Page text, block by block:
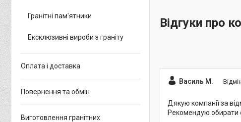
Відгуки про
Василь М.
Дякую компанії за
Рекомендую обирати
Гранітні пам'ятники
Ексклюзивні вироби з граніту
Оплата і доставка
Повернення та обмін
Виготовлення гранітних